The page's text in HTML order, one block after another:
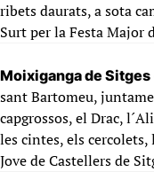
ribets daurats, a sota
Surt per la Festa Major
Moixiganga de
sant Bartomeu,
capgrossos, el Drac,
les cintes, els
Jove de Castellers de